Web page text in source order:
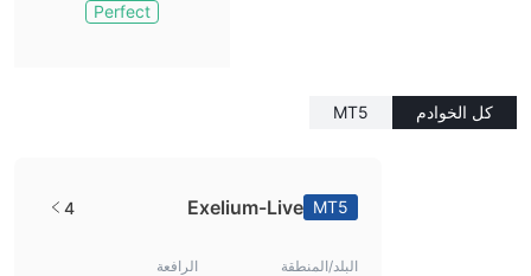
Perfect
كل الخوادم MT5
MT5
Exelium-Live
4
البلد/المنطقة الرافعة